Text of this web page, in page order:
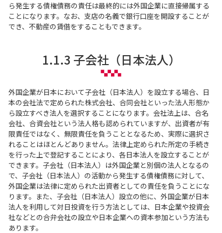
ら発生する債権債務の責任は最終的には外国企業に直接帰属する
ことになります。なお、支店の名義で銀行口座を開設することが
でき、不動産の賃借をすることもできます。
1.1.3 子会社（日本法人）
外国企業が日本において子会社（日本法人）を設立する場合、日
本の会社法で定められた株式会社、合同会社といった法人形態か
ら設立すべき法人を選択することになります。会社法上は、合名
会社、合資会社という法人格も認められていますが、出資者が有
限責任ではなく、無限責任を負うこととなるため、実際に選択さ
れることはほとんどありません。法律上定められた所定の手続き
を行った上で登記することにより、各日本法人を設立することが
できます。子会社（日本法人）は外国企業と別個の法人となるの
で、子会社（日本法人）の活動から発生する債権債務に対して、
外国企業は法律に定められた出資者としての責任を負うことにな
ります。また、子会社（日本法人）設立の他に、外国企業が日本
法人を利用して対日投資を行う方法としては、日本企業や投資会
社などとの合弁会社の設立や日本企業への資本参加という方法も
あります。